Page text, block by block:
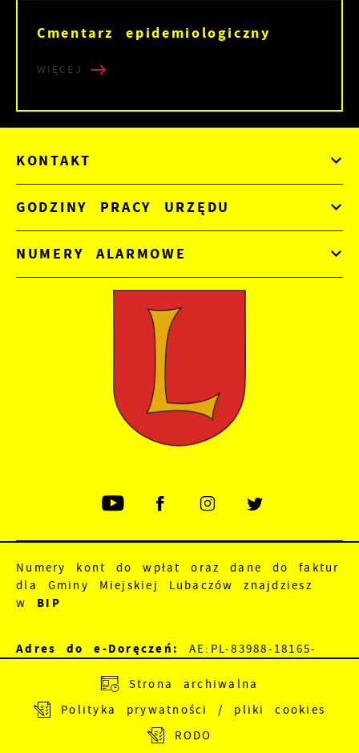
Cmentarz epidemiologiczny
WIĘCEJ
KONTAKT
GODZINY PRACY URZĘDU
NUMERY ALARMOWE
Numery kont do wpłat oraz dane do faktur
dla Gminy Miejskiej Lubaczów znajdziesz
w BIP
Adres do e-Doręczeń:
AE:PL-83988-18165-
Adres skrzynki EPUAP:
/nu5a8dv89f/SkrytkaESP
Strona archiwalna
Polityka prywatności / pliki cookies
RODO